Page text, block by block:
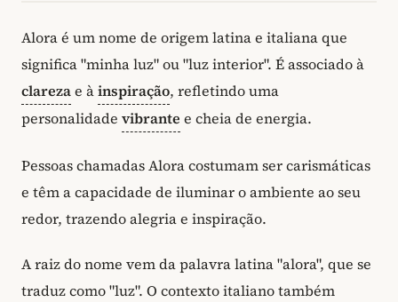
Alora é um nome de origem latina e italiana que
significa "minha luz" ou "luz interior". É associado à
clarezae àinspiração, refletindo uma
personalidade vibrante e cheia de energia.
Pessoas chamadas Alora costumam ser carismáticas
e têm a capacidade de iluminar o ambiente ao seu
redor, trazendo alegria e inspiração.
A raiz do nome vem da palavra latina "alora", que se
traduz como "luz". O contexto italiano também